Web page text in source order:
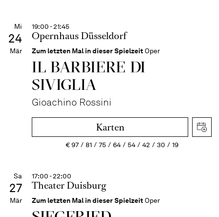
Mi
24
Mär
19:00 - 21:45
Opernhaus Düsseldorf
Zum letzten Mal in dieser SpielzeitOper
IL BARBIERE DI
SIVIGLIA
Gioachino Rossini
Karten
€97 81 75 64 54 42 30 19
Sa
27
Mär
17:00 - 22:00
Theater Duisburg
Zum letzten Mal in dieser SpielzeitOper